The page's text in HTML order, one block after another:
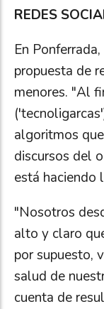
REDES
En
propuesta de
menores. "Al
algoritmos
discursos del
está haciendo
"Nosotros
alto y claro
por supuesto,
salud de
cuenta de